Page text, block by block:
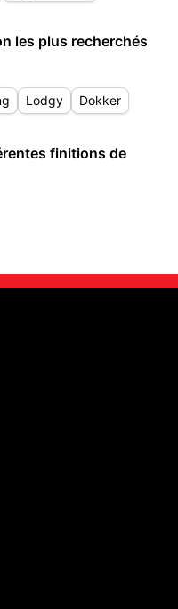
les plus recherchés
Lodgy Dokker
finitions de